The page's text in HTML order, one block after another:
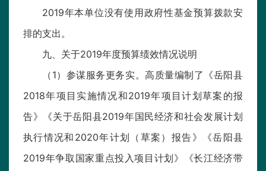
2019年本单位没有使用政府性基金预算拨款安
排的支出。
九、关于2019年度预算绩效情况说明
（1）参谋服务更务实。高质量编制了《岳阳县
2018年项目实施情况和2019年项目计划草案的报
告》《关于岳阳县2019年国民经济和社会发展计划
执行情况和2020年计划（草案）报告》《岳阳县
2019年争取国家重点投入项目计划》《长江经济带